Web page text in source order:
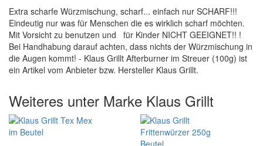
Extra scharfe Würzmischung, scharf... einfach nur SCHARF!!!
Eindeutig nur was für Menschen die es wirklich scharf möchten.
Mit Vorsicht zu benutzen und für Kinder NICHT GEEIGNET!! !
Bei Handhabung darauf achten, dass nichts der Würzmischung in
die Augen kommt! - Klaus Grillt Afterburner im Streuer (100g) ist
ein Artikel vom Anbieter bzw. Hersteller Klaus Grillt.
Weiteres unter Marke Klaus Grillt